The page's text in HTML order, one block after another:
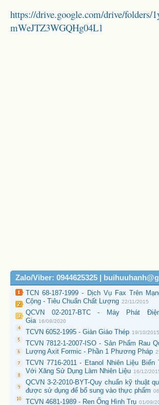
https://drive.google.com/drive/folders/
mWeJTZ3WGQHg04L1
Zalo/Viber: 0944625325 |
TCN 68-187-1999 - Dịch Vụ Fax Trên
Cộng - Tiêu Chuẩn Chất Lượng 22/11/2015
QCVN 02-2017-BTC - Máy Phát
Gia 16/08/2020
TCVN 6052-1995 - Giàn Giáo Thép 19/10/2015
TCVN 7812-1-2007-ISO - Sản Phẩm Rau
Lượng Axit Formic - Phần 1 Phương Pháp
TCVN 7716-2011 - Etanol Nhiên Liệu
Với Xăng Sử Dụng Làm Nhiên Liệu 16/12/
QCVN 3-2-2010-BYT-Quy chuẩn kỹ thuật
được sử dụng để bổ sung vào thực phẩm
TCVN 4681-1989 - Ren Ống Hình Trụ 01/09/